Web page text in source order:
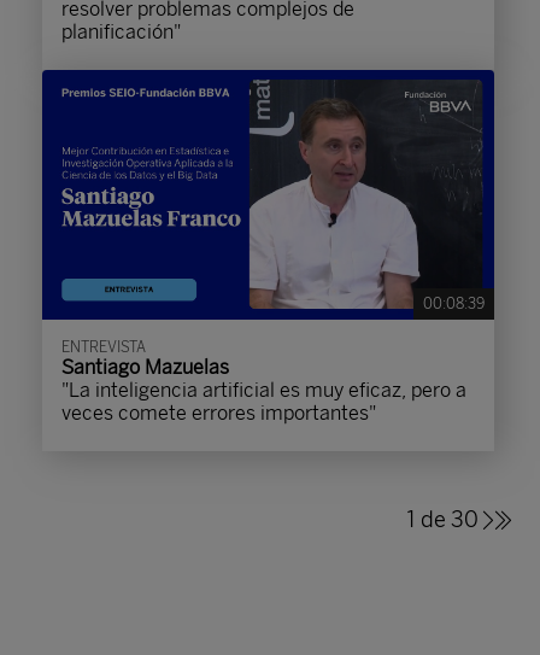
resolver problemas complejos de
planificación"
00:08:39
ENTREVISTA
Santiago Mazuelas
"La inteligencia artificial es muy eficaz, pero a
veces comete errores importantes"
1 de 30